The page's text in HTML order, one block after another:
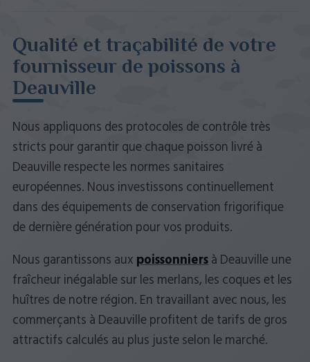
Qualité et traçabilité de votre
fournisseur de poissons à
Deauville
Nous appliquons des protocoles de contrôle très
stricts pour garantir que chaque poisson livré à
Deauville respecte les normes sanitaires
européennes. Nous investissons continuellement
dans des équipements de conservation frigorifique
de dernière génération pour vos produits.
Nous garantissons aux poissonniersà Deauville une
fraîcheur inégalable sur les merlans, les coques et les
huîtres de notre région. En travaillant avec nous, les
commerçants à Deauville profitent de tarifs de gros
attractifs calculés au plus juste selon le marché.